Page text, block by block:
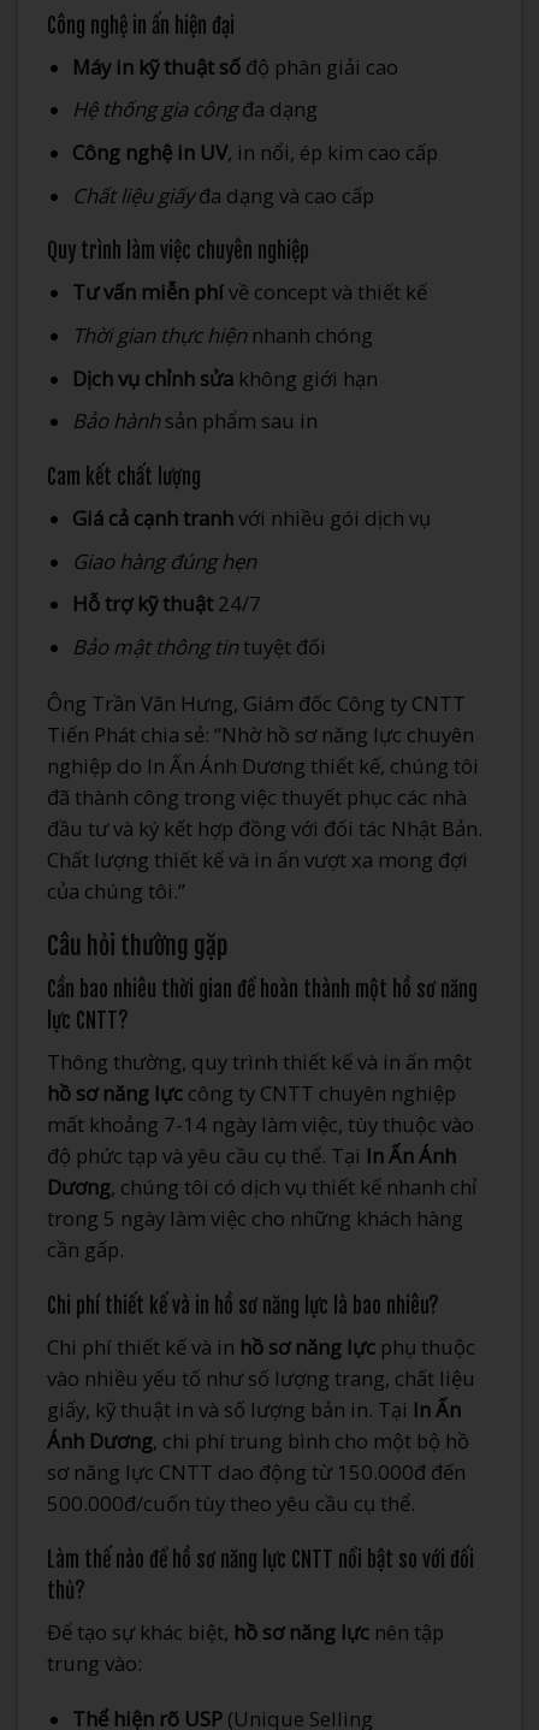
Công nghệ in ấn hiện đại
Máy in kỹ thuật sốđộ phân giải cao
Hệ thống gia côngđa dạng
Công nghệ in UV, in nổi, ép kim cao cấp
Chất liệu giấyđa dạng và cao cấp
Quy trình làm việc chuyên nghiệp
Tư vấn miễn phívề concept và thiết kế
Thời gian thực hiệnnhanh chóng
Dịch vụ chỉnh sửakhông giới hạn
Bảo hànhsản phẩm sau in
Cam kết chất lượng
Giá cả cạnh tranhvới nhiều gói dịch vụ
Giao hàng đúng hẹn
Hỗ trợ kỹ thuật24/7
Bảo mật thông tintuyệt đối
Ông Trần Văn Hưng, Giám đốc Công ty CNTT
Tiến Phát chia sẻ: “Nhờ hồ sơ năng lực chuyên
nghiệp do In Ấn Ánh Dương thiết kế, chúng tôi
đã thành công trong việc thuyết phục các nhà
đầu tư và ký kết hợp đồng với đối tác Nhật Bản.
Chất lượng thiết kế và in ấn vượt xa mong đợi
của chúng tôi.”
Câu hỏi thường gặp
Cần bao nhiêu thời gian để hoàn thành một hồ sơ năng
lực CNTT?
Thông thường, quy trình thiết kế và in ấn một
hồ sơ năng lực công ty CNTT chuyên nghiệp
mất khoảng 7-14 ngày làm việc, tùy thuộc vào
độ phức tạp và yêu cầu cụ thể. Tại In Ấn Ánh
Dương, chúng tôi có dịch vụ thiết kế nhanh chỉ
trong 5 ngày làm việc cho những khách hàng
cần gấp.
Chi phí thiết kế và in hồ sơ năng lực là bao nhiêu?
Chi phí thiết kế và in hồ sơ năng lực phụ thuộc
vào nhiều yếu tố như số lượng trang, chất liệu
giấy, kỹ thuật in và số lượng bản in. Tại In Ấn
Ánh Dương, chi phí trung bình cho một bộ hồ
sơ năng lực CNTT dao động từ 150.000đ đến
500.000đ/cuốn tùy theo yêu cầu cụ thể.
Làm thế nào để hồ sơ năng lực CNTT nổi bật so với đối
thủ?
Để tạo sự khác biệt, hồ sơ năng lực nên tập
trung vào:
Thể hiện rõ USP(Unique Selling